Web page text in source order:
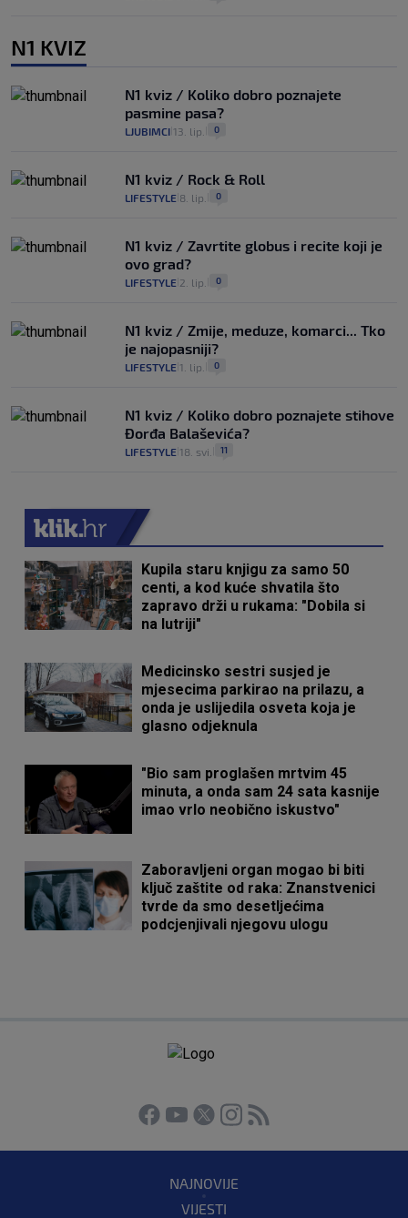
N1 KVIZ
N1 kviz / Koliko dobro poznajete
pasmine pasa?
LJUBIMCI 13. lip. 0
N1 kviz / Rock & Roll
LIFESTYLE 8. lip. 0
N1 kviz / Zavrtite globus i recite koji je
ovo grad?
LIFESTYLE 2. lip. 0
N1 kviz / Zmije, meduze, komarci... Tko
je najopasniji?
LIFESTYLE 1. lip. 0
N1 kviz / Koliko dobro poznajete stihove
Đorđa Balaševića?
LIFESTYLE 18. svi. 11
Kupila staru knjigu za samo 50
centi, a kod kuće shvatila što
zapravo drži u rukama: "Dobila si
na lutriji"
Medicinsko sestri susjed je
mjesecima parkirao na prilazu, a
onda je uslijedila osveta koja je
glasno odjeknula
"Bio sam proglašen mrtvim 45
minuta, a onda sam 24 sata kasnije
imao vrlo neobično iskustvo"
Zaboravljeni organ mogao bi biti
ključ zaštite od raka: Znanstvenici
tvrde da smo desetljećima
podcjenjivali njegovu ulogu
NAJNOVIJE
VIJESTI